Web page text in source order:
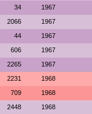
34 1967
2066 1967
44 1967
606 1967
2265 1967
2231 1968
709 1968
2448 1968